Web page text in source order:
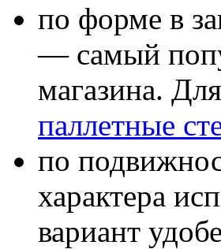
по форме в
— самый
магазина.
паллетные
по
характера
вариант